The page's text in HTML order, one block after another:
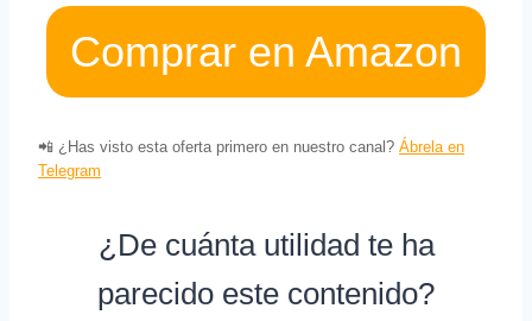
Comprar en Amazon
📲 ¿Has visto esta oferta primero en nuestro canal? Ábrela en
Telegram
¿De cuánta utilidad te ha
parecido este contenido?